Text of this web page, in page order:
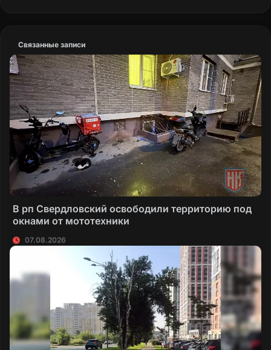
Связанные записи
В рп Свердловский освободили территорию под
окнами от мототехники
07.08.2026